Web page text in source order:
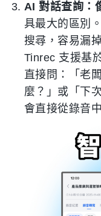
AI 對話查詢：
具最大的區別
搜尋，容易漏
Tinrec 支援基
直接問：「老
麼？」或「下
會直接從錄音